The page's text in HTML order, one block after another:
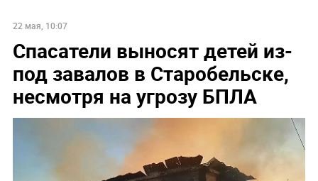
22 мая, 10:07
Спасатели выносят детей из-
под завалов в Старобельске,
несмотря на угрозу БПЛА